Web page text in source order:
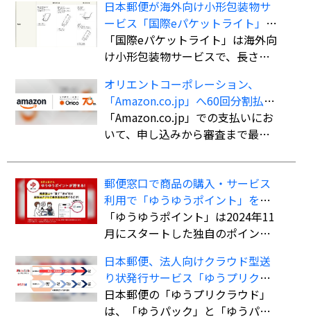
日本郵便が海外向け小形包装物サ
ービス「国際eパケットライト」の
取扱国・地域を計138か国・地域に
拡大
「国際eパケットライト」は海外向
け小形包装物サービスで、長さ・
大60cm）、重さ2kgまでの荷物を
航空便扱いで送ることができる。
書留扱いの「国際eパケット」より
も低料金で利用でき、追跡サービ
オリエントコーポレーション、
「Amazon.co.jp」へ60回分割払い
ができる決済手段「オリコ分割払
い」を導入
「Amazon.co.jp」での支払いにお
いて、申し込みから審査まで最短5
ド不要で最大60回までの分割払い
が可能になる。
郵便窓口で商品の購入・サービス
利用で「ゆうゆうポイント」を付
与、「ゆうちょPayポイント」への
交換も開始
「ゆうゆうポイント」は2024年11
月にスタートした独自のポイント
プリ」の会員証を提示した上で、
対象商品を購入、またはサービス
を利用すると、購入・利用総額に
応じてポイントが貯まる。
日本郵便、法人向けクラウド型送
り状発行サービス「ゆうプリクラ
ウド」
日本郵便の「ゆうプリクラウド」
は、「ゆうパック」と「ゆうパケ